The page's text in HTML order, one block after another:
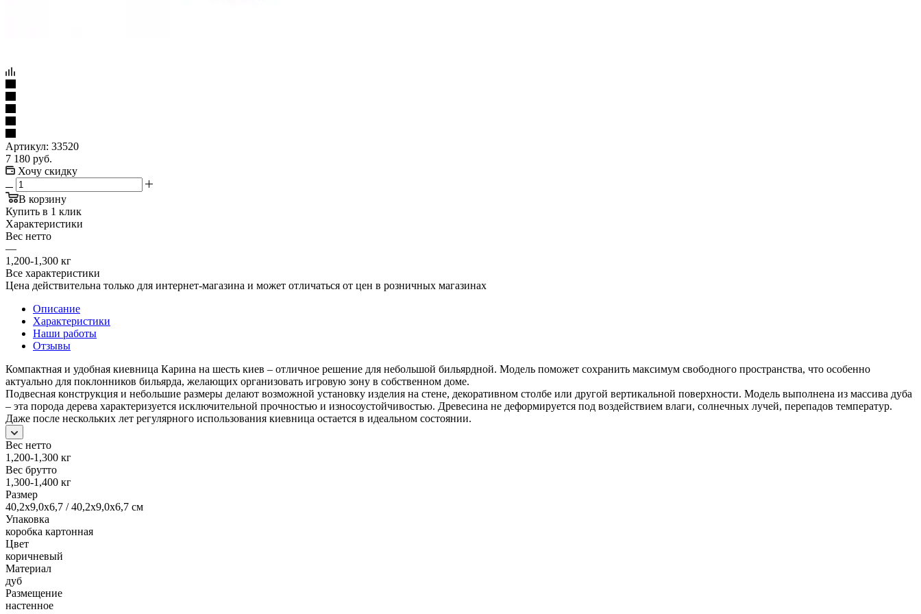
Артикул: 33520
7 180 руб.
Хочу скидку
В корзину
Купить в 1 клик
Характеристики
Вес нетто
—
1,200-1,300 кг
Все характеристики
Цена действительна только для интернет-магазина и может отличаться от цен в розничных магазинах
Описание
Характеристики
Наши работы
Отзывы
Компактная и удобная киевница Карина на шесть киев – отличное решение для небольшой бильярдной. Модель поможет сохранить максимум свободного пространства, что особенно
актуально для поклонников бильярда, желающих организовать игровую зону в собственном доме.
Подвесная конструкция и небольшие размеры делают возможной установку изделия на стене, декоративном столбе или другой вертикальной поверхности. Модель выполнена из массива дуба
– эта порода дерева характеризуется исключительной прочностью и износоустойчивостью. Древесина не деформируется под воздействием влаги, солнечных лучей, перепадов температур.
Даже после нескольких лет регулярного использования киевница остается в идеальном состоянии.
Вес нетто
1,200-1,300 кг
Вес брутто
1,300-1,400 кг
Размер
40,2х9,0х6,7 / 40,2х9,0х6,7 см
Упаковка
коробка картонная
Цвет
коричневый
Материал
дуб
Размещение
настенное